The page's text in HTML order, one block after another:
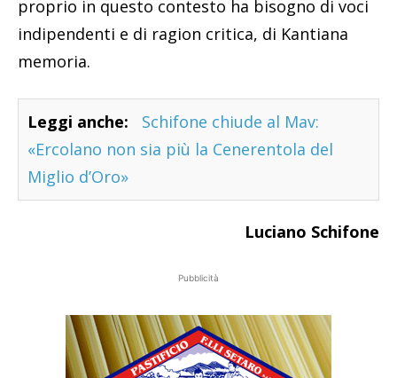
proprio in questo contesto ha bisogno di voci
indipendenti e di ragion critica, di Kantiana
memoria.
Leggi anche:
Schifone chiude al Mav:
«Ercolano non sia più la Cenerentola del
Miglio d’Oro»
Luciano Schifone
Pubblicità